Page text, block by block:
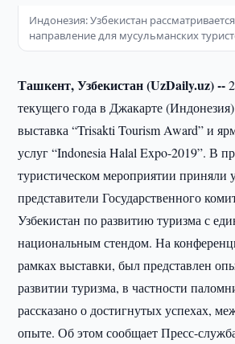
Индонезия: Узбекистан
направление для мусульманских
Ташкент, Узбекистан (UzDaily.uz) --
текущего года в Джакарте
выставка “Trisakti Tourism Award” и
услуг “Indonesia Halal Expo-2019”. В
туристическом мероприятии приняли
представители Государственного
Узбекистан по развитию туризма с
национальным стендом. На
рамках выставки, был представлен
развитии туризма, в частности
рассказано о достигнутых успехах,
опыте. Об этом сообщает Пресс-